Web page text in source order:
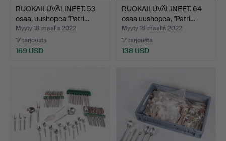
RUOKAILUVÄLINEET. 53
osaa, uushopea "Patri…
Myyty 18 maalis 2022
17 tarjousta
169 USD
RUOKAILUVÄLINEET. 64
osaa uushopea, "Patri…
Myyty 18 maalis 2022
17 tarjousta
138 USD